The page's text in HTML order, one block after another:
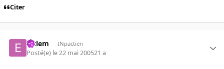
Citer
elclem INpactien
Posté(e) le 22 mai 200521 a